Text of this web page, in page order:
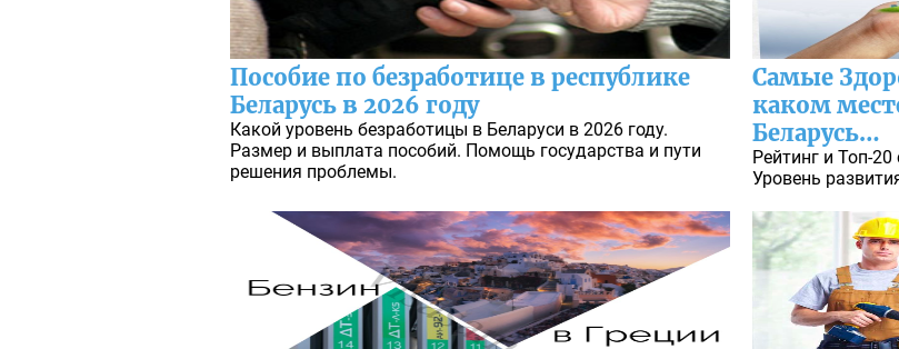
Пособие по безработице в республике
Беларусь в 2026 году
Какой уровень безработицы в Беларуси в 2026 году.
Размер и выплата пособий. Помощь государства и пути
решения проблемы.
Самые
каком
Беларусь…
Рейтинг и Топ-
Уровень